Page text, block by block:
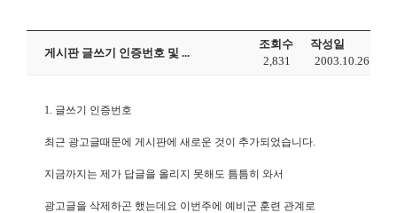
게시판 글쓰기 인증번호 및 ...
조회수
2,831
작성일
2003.10.26
1. 글쓰기 인증번호
최근 광고글때문에 게시판에 새로운 것이 추가되었습니다.
지금까지는 제가 답글을 올리지 못해도 틈틈히 와서
광고글을 삭제하곤 했는데요 이번주에 예비군 훈련 관계로